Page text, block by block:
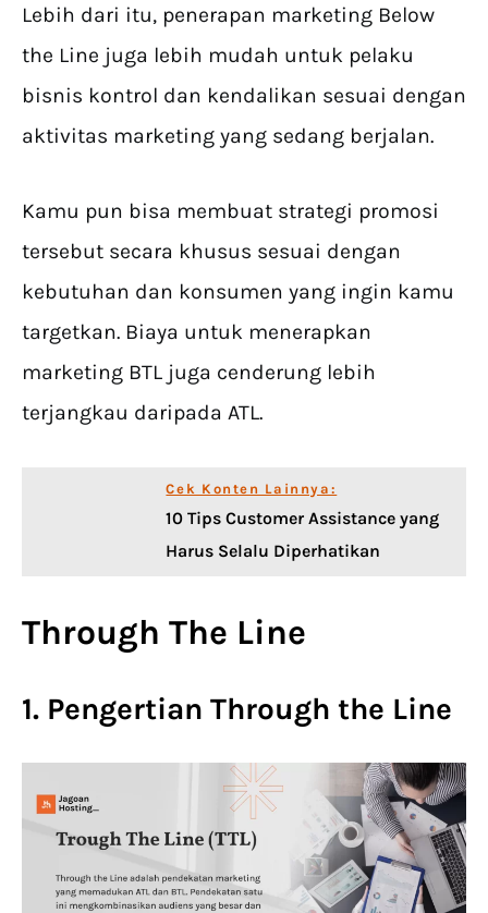
Lebih dari itu, penerapan marketing Below
the Line juga lebih mudah untuk pelaku
bisnis kontrol dan kendalikan sesuai dengan
aktivitas marketing yang sedang berjalan.
Kamu pun bisa membuat strategi promosi
tersebut secara khusus sesuai dengan
kebutuhan dan konsumen yang ingin kamu
targetkan. Biaya untuk menerapkan
marketing BTL juga cenderung lebih
terjangkau daripada ATL.
Cek Konten Lainnya:
10 Tips Customer Assistance yang
Harus Selalu Diperhatikan
Through The Line
1. Pengertian Through the Line